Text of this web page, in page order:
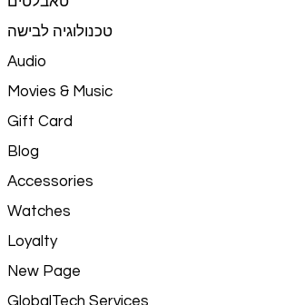
טכנולוגיה לבישה
Audio
Movies & Music
Gift Card
Blog
Accessories
Watches
Loyalty
New Page
GlobalTech Services